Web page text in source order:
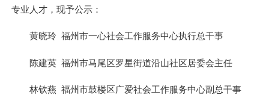
专业人才，现予公示：
黄晓玲 福州市一心社会工作服务中心执行总干事
陈建英 福州市马尾区罗星街道沿山社区居委会主任
林钦燕 福州市鼓楼区广爱社会工作服务中心副总干事